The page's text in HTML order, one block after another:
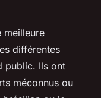
meilleure
différentes
public. Ils ont
méconnus ou